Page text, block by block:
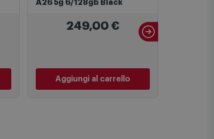
Vodafone Samsung Galaxy